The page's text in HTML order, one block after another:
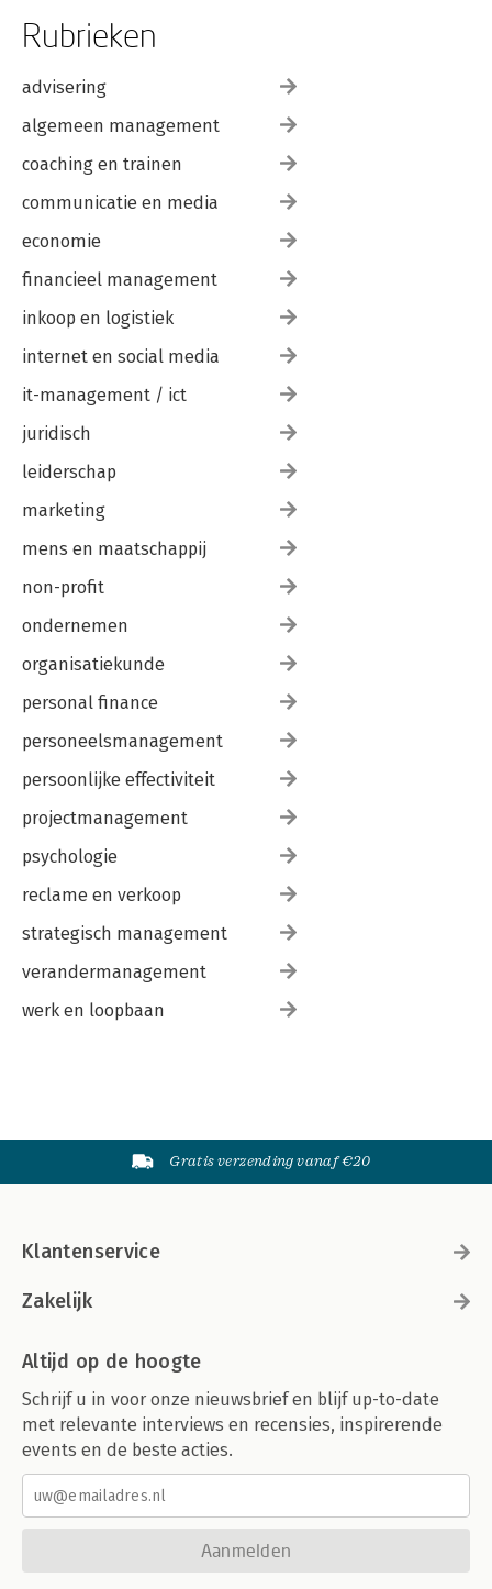
Rubrieken
advisering
algemeen management
coaching en trainen
communicatie en media
economie
financieel management
inkoop en logistiek
internet en social media
it-management / ict
juridisch
leiderschap
marketing
mens en maatschappij
non-profit
ondernemen
organisatiekunde
personal finance
personeelsmanagement
persoonlijke effectiviteit
projectmanagement
psychologie
reclame en verkoop
strategisch management
verandermanagement
werk en loopbaan
Gratis verzending vanaf €20
Klantenservice
Zakelijk
Altijd op de hoogte
Schrijf u in voor onze nieuwsbrief en blijf up-to-date
met relevante interviews en recensies, inspirerende
events en de beste acties.
Aanmelden